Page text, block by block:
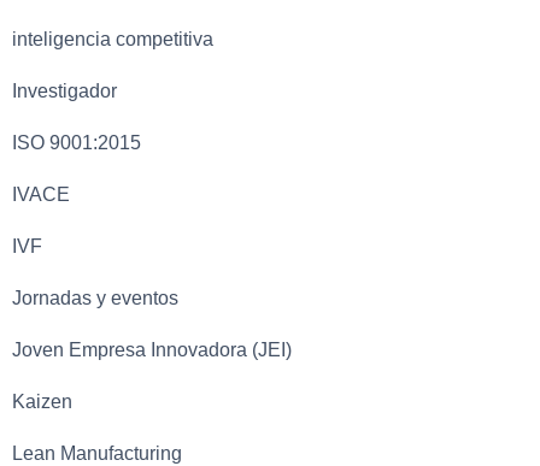
inteligencia competitiva
Investigador
ISO 9001:2015
IVACE
IVF
Jornadas y eventos
Joven Empresa Innovadora (JEI)
Kaizen
Lean Manufacturing